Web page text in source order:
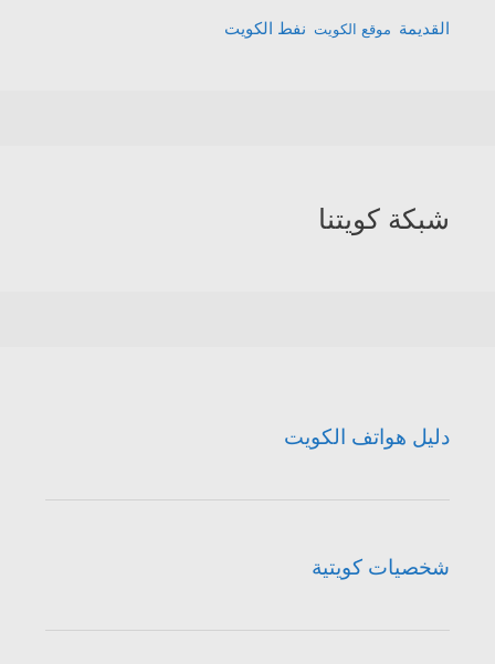
القديمة موقع الكويت نفط الكويت
شبكة كويتنا
دليل هواتف الكويت
شخصيات كويتية